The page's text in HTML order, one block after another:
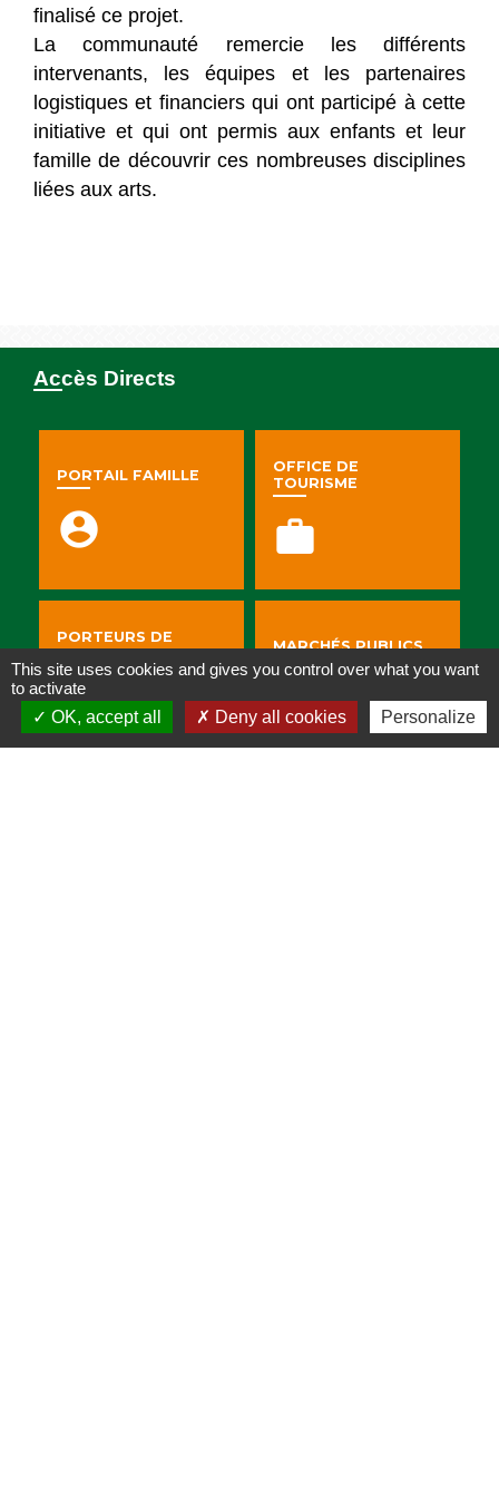
finalisé ce projet.
La communauté remercie les différents
intervenants, les équipes et les partenaires
logistiques et financiers qui ont participé à cette
initiative et qui ont permis aux enfants et leur
famille de découvrir ces nombreuses disciplines
liées aux arts.
Accès Directs
PORTAIL FAMILLE
account_circle
OFFICE DE
TOURISME
work
PORTEURS DE
PROJET
pan_tool
MARCHÉS PUBLICS
folder
This site uses cookies and gives you control over what you want
to activate
OK, accept all
Deny all cookies Personalize